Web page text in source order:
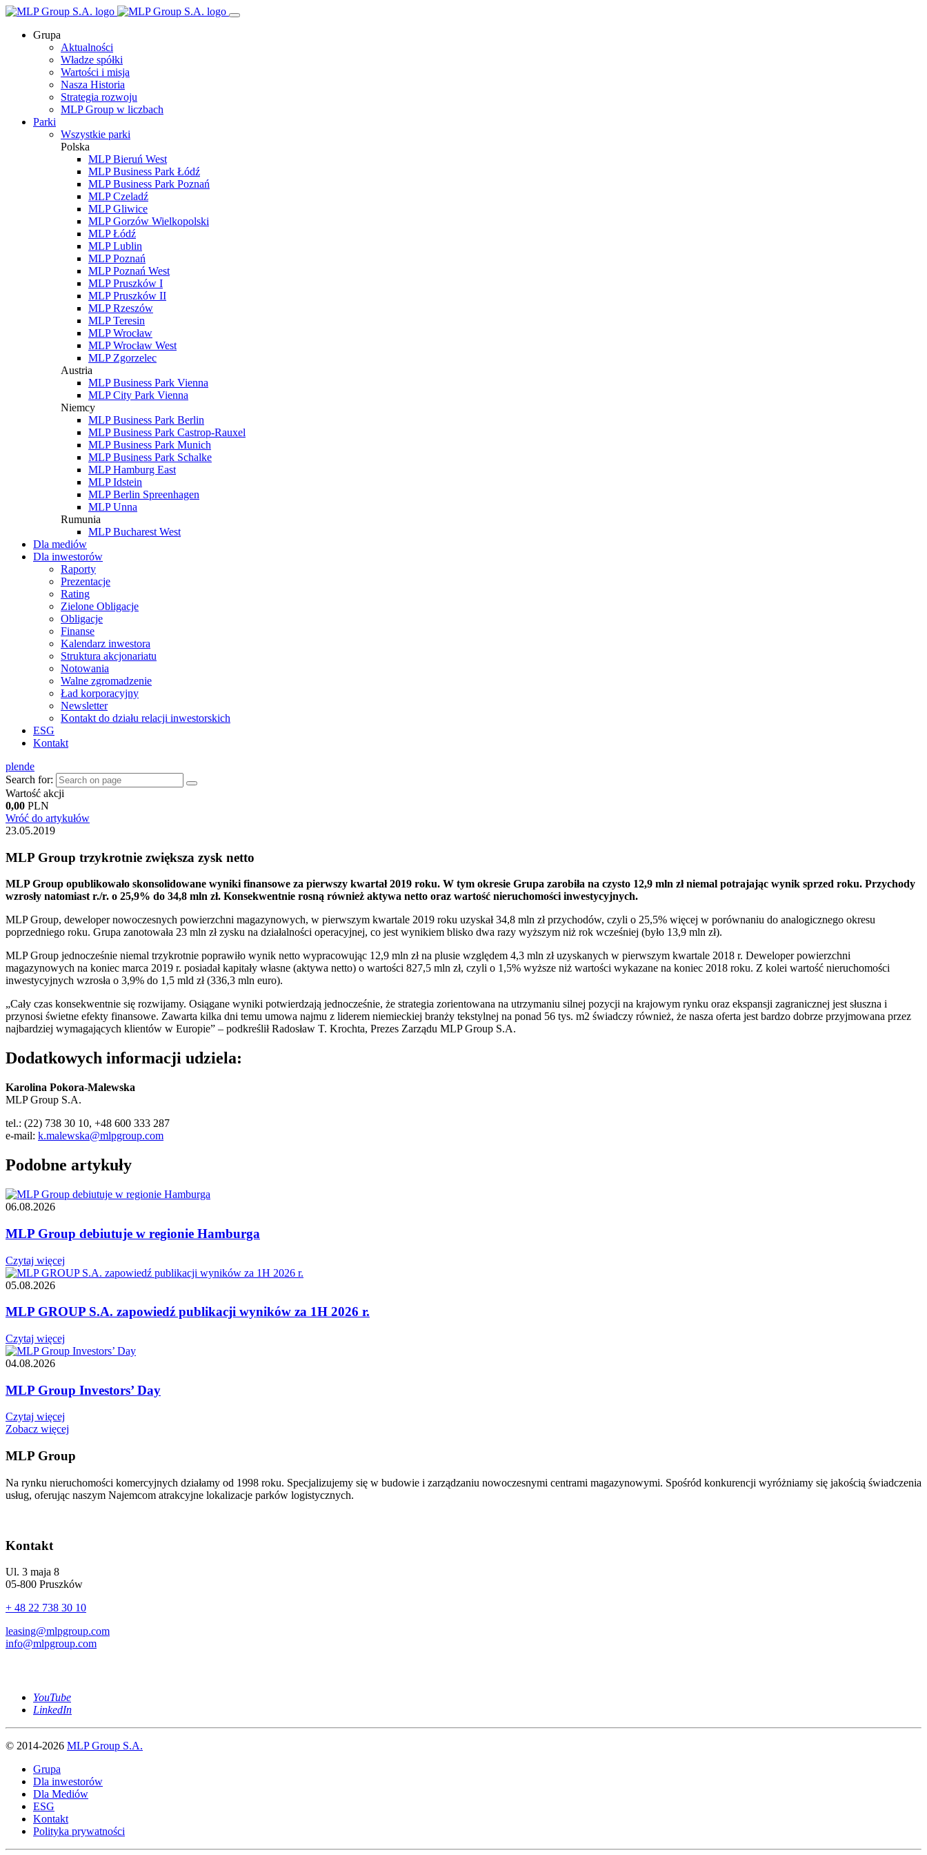
Grupa
Aktualności
Władze spółki
Wartości i misja
Nasza Historia
Strategia rozwoju
MLP Group w liczbach
Parki
Wszystkie parki
Polska
MLP Bieruń West
MLP Business Park Łódź
MLP Business Park Poznań
MLP Czeladź
MLP Gliwice
MLP Gorzów Wielkopolski
MLP Łódź
MLP Lublin
MLP Poznań
MLP Poznań West
MLP Pruszków I
MLP Pruszków II
MLP Rzeszów
MLP Teresin
MLP Wrocław
MLP Wrocław West
MLP Zgorzelec
Austria
MLP Business Park Vienna
MLP City Park Vienna
Niemcy
MLP Business Park Berlin
MLP Business Park Castrop-Rauxel
MLP Business Park Munich
MLP Business Park Schalke
MLP Hamburg East
MLP Idstein
MLP Berlin Spreenhagen
MLP Unna
Rumunia
MLP Bucharest West
Dla mediów
Dla inwestorów
Raporty
Prezentacje
Rating
Zielone Obligacje
Obligacje
Finanse
Kalendarz inwestora
Struktura akcjonariatu
Notowania
Walne zgromadzenie
Ład korporacyjny
Newsletter
Kontakt do działu relacji inwestorskich
ESG
Kontakt
plende
Search for:
Wartość akcji
0,00 PLN
Wróć do artykułów
23.05.2019
MLP Group trzykrotnie zwiększa zysk netto
MLP Group opublikowało skonsolidowane wyniki finansowe za pierwszy kwartał 2019 roku. W tym okresie Grupa zarobiła na czysto 12,9 mln zł niemal potrajając wynik sprzed roku. Przychody
wzrosły natomiast r./r. o 25,9% do 34,8 mln zł. Konsekwentnie rosną również aktywa netto oraz wartość nieruchomości inwestycyjnych.
MLP Group, deweloper nowoczesnych powierzchni magazynowych, w pierwszym kwartale 2019 roku uzyskał 34,8 mln zł przychodów, czyli o 25,5% więcej w porównaniu do analogicznego okresu
poprzedniego roku. Grupa zanotowała 23 mln zł zysku na działalności operacyjnej, co jest wynikiem blisko dwa razy wyższym niż rok wcześniej (było 13,9 mln zł).
MLP Group jednocześnie niemal trzykrotnie poprawiło wynik netto wypracowując 12,9 mln zł na plusie względem 4,3 mln zł uzyskanych w pierwszym kwartale 2018 r. Deweloper powierzchni
magazynowych na koniec marca 2019 r. posiadał kapitały własne (aktywa netto) o wartości 827,5 mln zł, czyli o 1,5% wyższe niż wartości wykazane na koniec 2018 roku. Z kolei wartość nieruchomości
inwestycyjnych wzrosła o 3,9% do 1,5 mld zł (336,3 mln euro).
„Cały czas konsekwentnie się rozwijamy. Osiągane wyniki potwierdzają jednocześnie, że strategia zorientowana na utrzymaniu silnej pozycji na krajowym rynku oraz ekspansji zagranicznej jest słuszna i
przynosi świetne efekty finansowe. Zawarta kilka dni temu umowa najmu z liderem niemieckiej branży tekstylnej na ponad 56 tys. m2 świadczy również, że nasza oferta jest bardzo dobrze przyjmowana przez
najbardziej wymagających klientów w Europie” – podkreślił Radosław T. Krochta, Prezes Zarządu MLP Group S.A.
Dodatkowych informacji udziela:
Karolina Pokora-Malewska
MLP Group S.A.
tel.: (22) 738 30 10, +48 600 333 287
e-mail: k.malewska@mlpgroup.com
Podobne artykuły
06.08.2026
MLP Group debiutuje w regionie Hamburga
Czytaj więcej
05.08.2026
MLP GROUP S.A. zapowiedź publikacji wyników za 1H 2026 r.
Czytaj więcej
04.08.2026
MLP Group Investors’ Day
Czytaj więcej
Zobacz więcej
MLP Group
Na rynku nieruchomości komercyjnych działamy od 1998 roku. Specjalizujemy się w budowie i zarządzaniu nowoczesnymi centrami magazynowymi. Spośród konkurencji wyróżniamy się jakością świadczenia
usług, oferując naszym Najemcom atrakcyjne lokalizacje parków logistycznych.
Kontakt
Ul. 3 maja 8
05-800 Pruszków
+ 48 22 738 30 10
leasing@mlpgroup.com
info@mlpgroup.com
YouTube
LinkedIn
© 2014-2026 MLP Group S.A.
Grupa
Dla inwestorów
Dla Mediów
ESG
Kontakt
Polityka prywatności